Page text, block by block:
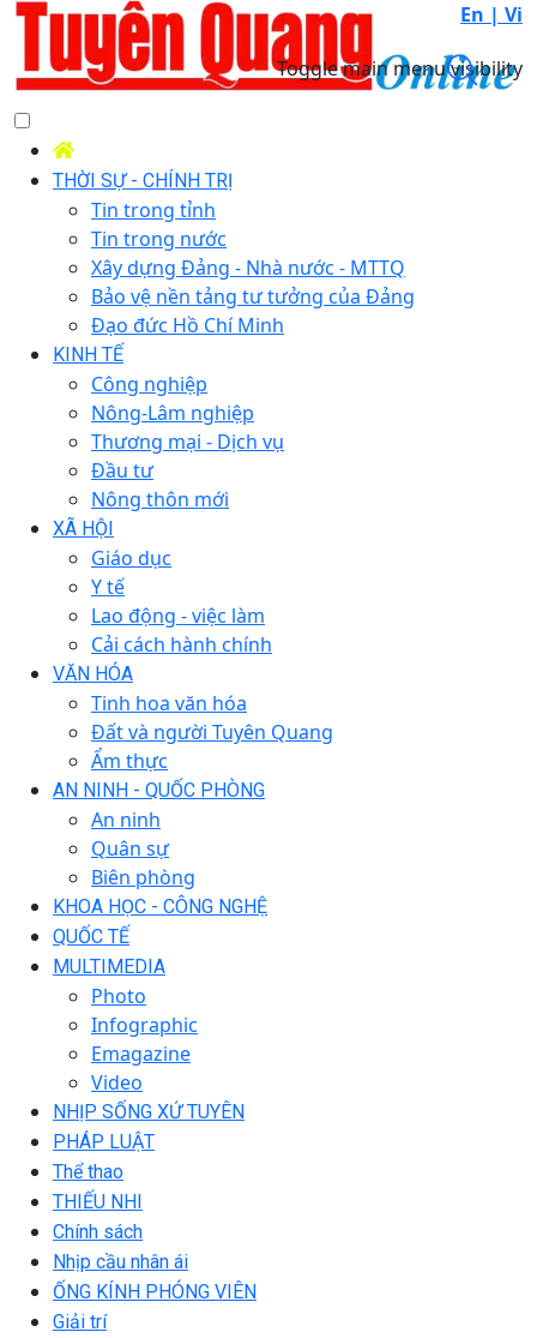
En | Vi
Toggle main menu visibility
THỜI SỰ - CHÍNH TRỊ
Tin trong tỉnh
Tin trong nước
Xây dựng Đảng - Nhà nước - MTTQ
Bảo vệ nền tảng tư tưởng của Đảng
Đạo đức Hồ Chí Minh
KINH TẾ
Công nghiệp
Nông-Lâm nghiệp
Thương mại - Dịch vụ
Đầu tư
Nông thôn mới
XÃ HỘI
Giáo dục
Y tế
Lao động - việc làm
Cải cách hành chính
VĂN HÓA
Tinh hoa văn hóa
Đất và người Tuyên Quang
Ẩm thực
AN NINH - QUỐC PHÒNG
An ninh
Quân sự
Biên phòng
KHOA HỌC - CÔNG NGHỆ
QUỐC TẾ
MULTIMEDIA
Photo
Infographic
Emagazine
Video
NHỊP SỐNG XỨ TUYÊN
PHÁP LUẬT
Thể thao
THIẾU NHI
Chính sách
Nhịp cầu nhân ái
ỐNG KÍNH PHÓNG VIÊN
Giải trí